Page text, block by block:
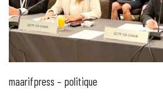
maarifpress – politique